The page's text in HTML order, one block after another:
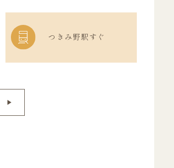
つきみ野駅すぐ